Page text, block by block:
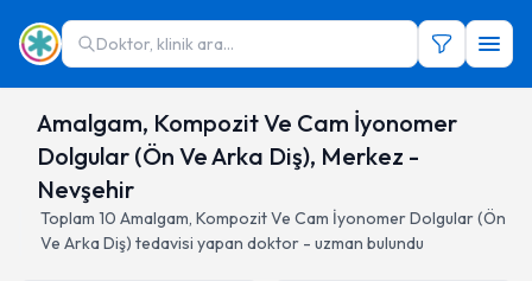
Doktor, klinik ara...
Amalgam, Kompozit Ve Cam İyonomer
Dolgular (Ön Ve Arka Diş), Merkez -
Nevşehir
Toplam 10 Amalgam, Kompozit Ve Cam İyonomer Dolgular (Ön
Ve Arka Diş) tedavisi yapan doktor - uzman bulundu